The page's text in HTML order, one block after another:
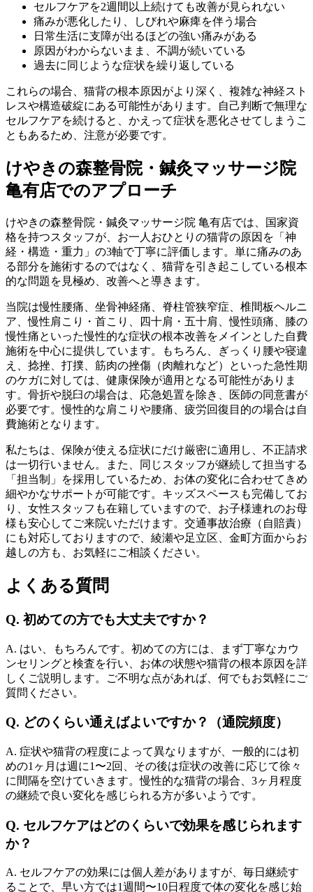
セルフケアを2週間以上続けても改善が見られない
痛みが悪化したり、しびれや麻痺を伴う場合
日常生活に支障が出るほどの強い痛みがある
原因がわからないまま、不調が続いている
過去に同じような症状を繰り返している
これらの場合、猫背の根本原因がより深く、複雑な神経スト
レスや構造破綻にある可能性があります。自己判断で無理な
セルフケアを続けると、かえって症状を悪化させてしまうこ
ともあるため、注意が必要です。
けやきの森整骨院・鍼灸マッサージ院
亀有店でのアプローチ
けやきの森整骨院・鍼灸マッサージ院 亀有店では、国家資
格を持つスタッフが、お一人おひとりの猫背の原因を「神
経・構造・重力」の3軸で丁寧に評価します。単に痛みのあ
る部分を施術するのではなく、猫背を引き起こしている根本
的な問題を見極め、改善へと導きます。
当院は慢性腰痛、坐骨神経痛、脊柱管狭窄症、椎間板ヘルニ
ア、慢性肩こり・首こり、四十肩・五十肩、慢性頭痛、膝の
慢性痛といった慢性的な症状の根本改善をメインとした自費
施術を中心に提供しています。もちろん、ぎっくり腰や寝違
え、捻挫、打撲、筋肉の挫傷（肉離れなど）といった急性期
のケガに対しては、健康保険が適用となる可能性がありま
す。骨折や脱臼の場合は、応急処置を除き、医師の同意書が
必要です。慢性的な肩こりや腰痛、疲労回復目的の場合は自
費施術となります。
私たちは、保険が使える症状にだけ厳密に適用し、不正請求
は一切行いません。また、同じスタッフが継続して担当する
「担当制」を採用しているため、お体の変化に合わせてきめ
細やかなサポートが可能です。キッズスペースも完備してお
り、女性スタッフも在籍していますので、お子様連れのお母
様も安心してご来院いただけます。交通事故治療（自賠責）
にも対応しておりますので、綾瀬や足立区、金町方面からお
越しの方も、お気軽にご相談ください。
よくある質問
Q. 初めての方でも大丈夫ですか？
A. はい、もちろんです。初めての方には、まず丁寧なカウ
ンセリングと検査を行い、お体の状態や猫背の根本原因を詳
しくご説明します。ご不明な点があれば、何でもお気軽にご
質問ください。
Q. どのくらい通えばよいですか？（通院頻度）
A. 症状や猫背の程度によって異なりますが、一般的には初
めの1ヶ月は週に1〜2回、その後は症状の改善に応じて徐々
に間隔を空けていきます。慢性的な猫背の場合、3ヶ月程度
の継続で良い変化を感じられる方が多いようです。
Q. セルフケアはどのくらいで効果を感じられます
か？
A. セルフケアの効果には個人差がありますが、毎日継続す
ることで、早い方では1週間〜10日程度で体の変化を感じ始